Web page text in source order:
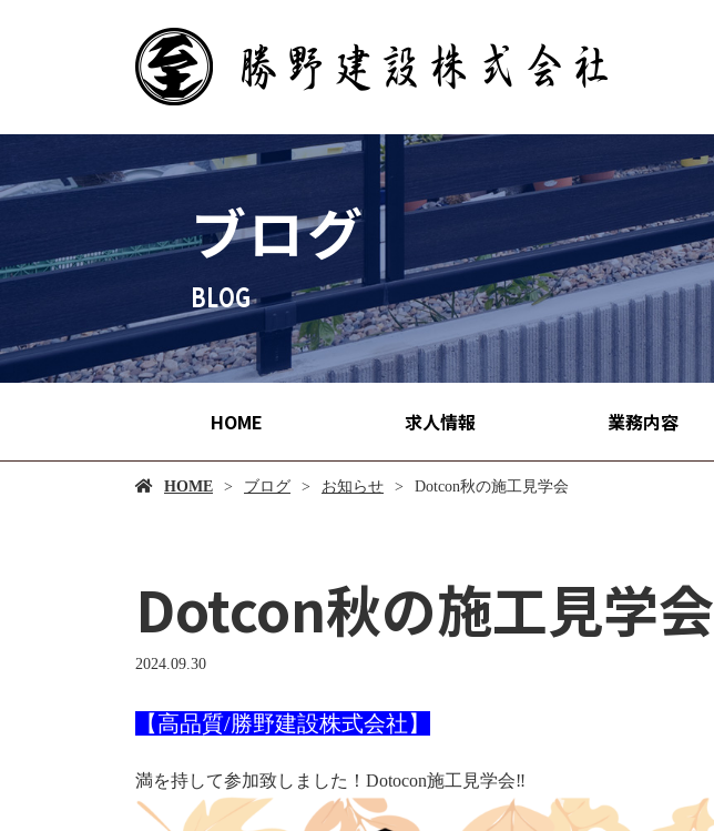
ブログ
HOME 求人情報 業務内容
HOME ブログ お知らせ Dotcon秋の施工見学会
Dotcon秋の施工見学会
2024.09.30
【高品質/勝野建設株式会社】
満を持して参加致しました！Dotocon施工見学会‼